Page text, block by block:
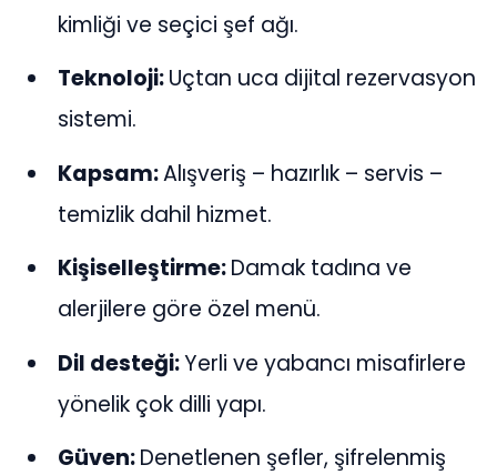
kimliği ve seçici şef ağı.
Teknoloji:Uçtan uca dijital rezervasyon
sistemi.
Kapsam:Alışveriş – hazırlık – servis –
temizlik dahil hizmet.
Kişiselleştirme:Damak tadına ve
alerjilere göre özel menü.
Dil desteği:Yerli ve yabancı misafirlere
yönelik çok dilli yapı.
Güven:Denetlenen şefler, şifrelenmiş